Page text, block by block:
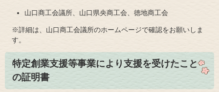
山口商工会議所、山口県央商工会、徳地商工会
※詳細は、山口商工会議所のホームページで確認をお願いしま
す。
特定創業支援等事業により支援を受けたこと
の証明書​